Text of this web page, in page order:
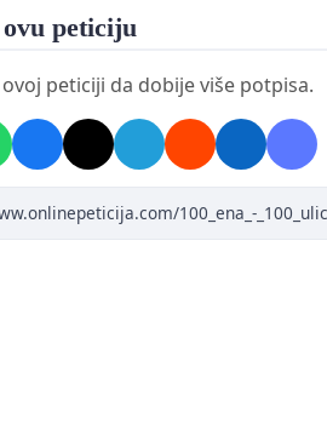
peticiju
peticiji da dobije više potpisa.